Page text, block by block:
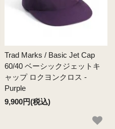
Trad Marks / Basic Jet Cap
60/40 ベーシックジェットキ
ャップ ロクヨンクロス -
Purple
9,900円(税込)